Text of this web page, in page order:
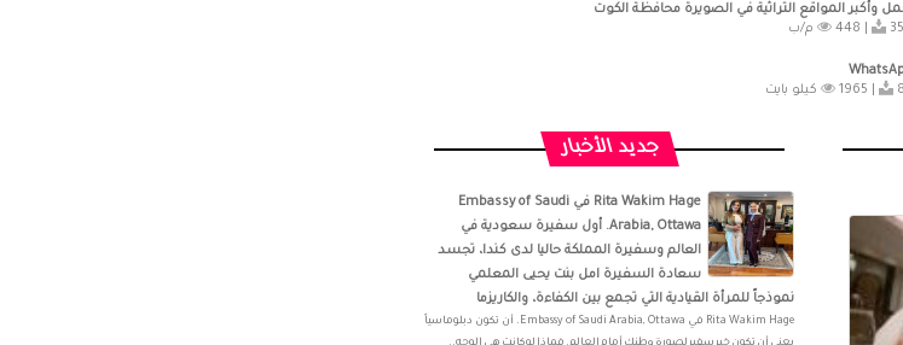
وأكبر المواقع التراثية في الصويرة محافظة الكوت
448 |
م/ب
1965 |
بايت
جديد الأخبار
‏‎Rita Wakim Hage‎‏ في ‏‎Embassy of Saudi
Arabia, Ottawa‎‏. أول سفيرة سعودية في
العالم وسفيرة المملكة حاليا لدى كندا، تجسد
سعادة السفيرة امل بنت يحيى المعلمي
نموذجاً للمرأة القيادية التي تجمع بين الكفاءة، والكاريزما
‏‎Rita Wakim Hage‎‏ في ‏‎Embassy of Saudi Arabia, Ottawa‎‏. أن تكون دبلوماسياً